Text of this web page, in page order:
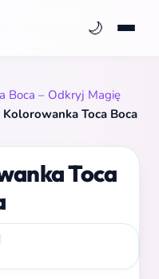
🌙
Boca – Odkryj Magię
Toca Boca
Toca
|